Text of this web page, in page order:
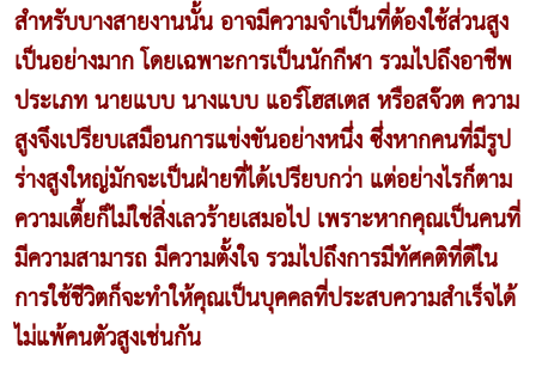
สำหรับบางสายงานนั้น อาจมีความจำเป็นที่ต้องใช้ส่วนสูง
เป็นอย่างมาก โดยเฉพาะการเป็นนักกีฬา รวมไปถึงอาชีพ
ประเภท นายแบบ นางแบบ แอร์โฮสเตส หรือสจ๊วต ความ
สูงจึงเปรียบเสมือนการแข่งขันอย่างหนึ่ง ซึ่งหากคนที่มีรูป
ร่างสูงใหญ่มักจะเป็นฝ่ายที่ได้เปรียบกว่า แต่อย่างไรก็ตาม
ความเตี้ยก็ไม่ใช่สิ่งเลวร้ายเสมอไป เพราะหากคุณเป็นคนที่
มีความสามารถ มีความตั้งใจ รวมไปถึงการมีทัศคติที่ดีใน
การใช้ชีวิตก็จะทำให้คุณเป็นบุคคลที่ประสบความสำเร็จได้
ไม่แพ้คนตัวสูงเช่นกัน